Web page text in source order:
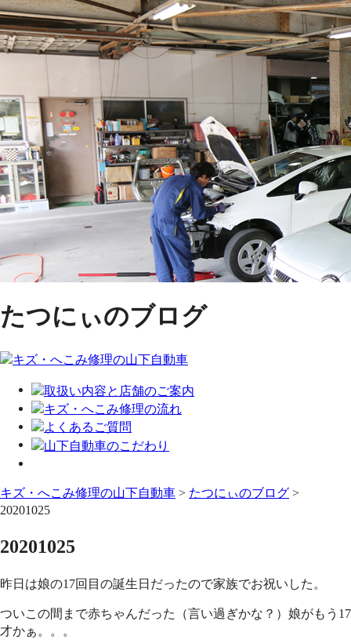
たつにぃのブログ
キズ・へこみ修理の山下自動車 > たつにぃのブログ >
20201025
20201025
昨日は娘の17回目の誕生日だったので家族でお祝いした。
ついこの間まで赤ちゃんだった（言い過ぎかな？）娘がもう17
才かぁ。。。